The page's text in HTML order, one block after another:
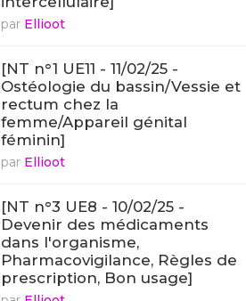
par Ellioot
[NT n°1 UE11 - 11/02/25 -
Ostéologie du bassin/Vessie et
rectum chez la
femme/Appareil génital
féminin]
par Ellioot
[NT n°3 UE8 - 10/02/25 -
Devenir des médicaments
dans l'organisme,
Pharmacovigilance, Règles de
prescription, Bon usage]